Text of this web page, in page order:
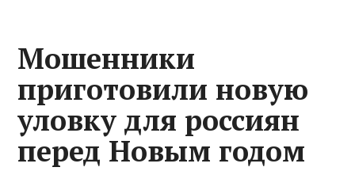
Мошенники
приготовили новую
уловку для россиян
перед Новым годом